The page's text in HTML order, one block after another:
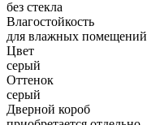
без стекла
Влагостойкость
для влажных помещений
Цвет
серый
Оттенок
серый
Дверной короб